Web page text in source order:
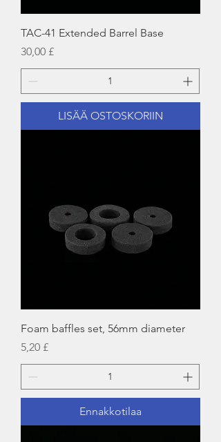
TAC-41 Extended Barrel Base
Hinta
30,00 £
LISÄÄ OSTOSKORIIN
Foam baffles set, 56mm diameter
Hinta
5,20 £
Ennakkotilaa